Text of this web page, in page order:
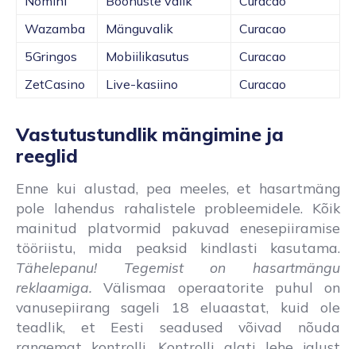
Wazamba
Mänguvalik
Curacao
5Gringos
Mobiilikasutus
Curacao
ZetCasino
Live-kasiino Curacao
Vastutustundlik mängimine ja
reeglid
Enne kui alustad, pea meeles, et hasartmäng
pole lahendus rahalistele probleemidele. Kõik
mainitud platvormid pakuvad enesepiiramise
tööriistu, mida peaksid kindlasti kasutama.
Tähelepanu! Tegemist on hasartmängu
reklaamiga. Välismaa operaatorite puhul on
vanusepiirang sageli 18 eluaastat, kuid ole
teadlik, et Eesti seadused võivad nõuda